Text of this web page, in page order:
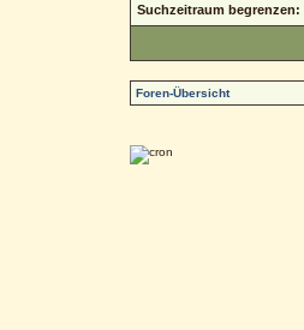
Suchzeitraum begrenzen:
Foren-Übersicht